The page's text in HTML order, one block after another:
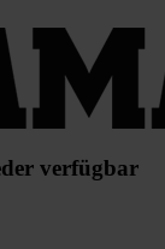
verfügbar